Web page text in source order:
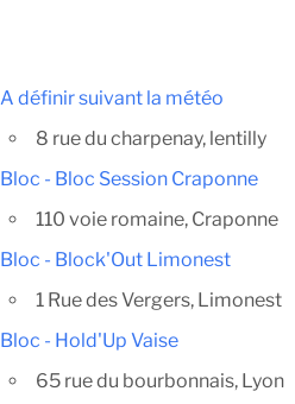
A définir suivant la météo
8 rue du charpenay, lentilly
Bloc - Bloc Session Craponne
110 voie romaine, Craponne
Bloc - Block'Out Limonest
1 Rue des Vergers, Limonest
Bloc - Hold'Up Vaise
65 rue du bourbonnais, Lyon